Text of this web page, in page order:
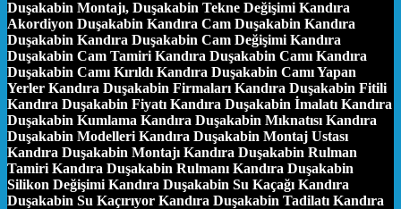
Duşakabin Montajı, Duşakabin Tekne Değişimi Kandıra
Akordiyon Duşakabin Kandıra Cam Duşakabin Kandıra
Duşakabin Kandıra Duşakabin Cam Değişimi Kandıra
Duşakabin Cam Tamiri Kandıra Duşakabin Camı Kandıra
Duşakabin Camı Kırıldı Kandıra Duşakabin Camı Yapan
Yerler Kandıra Duşakabin Firmaları Kandıra Duşakabin Fitili
Kandıra Duşakabin Fiyatı Kandıra Duşakabin İmalatı Kandıra
Duşakabin Kumlama Kandıra Duşakabin Mıknatısı Kandıra
Duşakabin Modelleri Kandıra Duşakabin Montaj Ustası
Kandıra Duşakabin Montajı Kandıra Duşakabin Rulman
Tamiri Kandıra Duşakabin Rulmanı Kandıra Duşakabin
Silikon Değişimi Kandıra Duşakabin Su Kaçağı Kandıra
Duşakabin Su Kaçırıyor Kandıra Duşakabin Tadilatı Kandıra